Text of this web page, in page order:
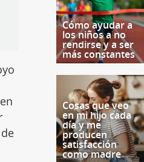
Cómo ayudar a
los niños a no
rendirse y a ser
más constantes
Cosas que veo
en mi hijo cada
día y me
producen
satisfacción
como madre